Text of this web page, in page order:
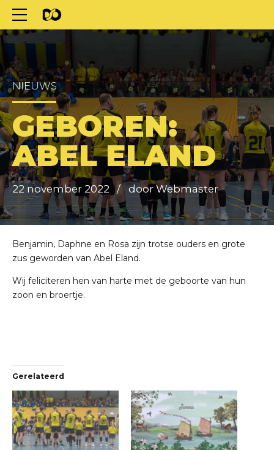
NIEUWS
GEBOREN:
ABEL ELAND
22 november 2022 door Webmaster
Benjamin, Daphne en Rosa zijn trotse ouders en grote
zus geworden van Abel Eland.
Wij feliciteren hen van harte met de geboorte van hun
zoon en broertje.
Gerelateerd